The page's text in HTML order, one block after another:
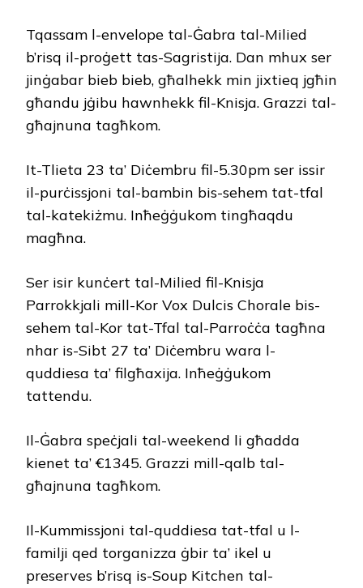
Tqassam l-envelope tal-Ġabra tal-Milied
b’risq il-proġett tas-Sagristija. Dan mhux ser
jinġabar bieb bieb, għalhekk min jixtieq jgħin
għandu jġibu hawnhekk fil-Knisja. Grazzi tal-
għajnuna tagħkom.
It-Tlieta 23 ta’ Diċembru fil-5.30pm ser issir
il-purċissjoni tal-bambin bis-sehem tat-tfal
tal-katekiżmu. Inħeġġukom tingħaqdu
magħna.
Ser isir kunċert tal-Milied fil-Knisja
Parrokkjali mill-Kor Vox Dulcis Chorale bis-
sehem tal-Kor tat-Tfal tal-Parroċċa tagħna
nhar is-Sibt 27 ta’ Diċembru wara l-
quddiesa ta’ filgħaxija. Inħeġġukom
tattendu.
Il-Ġabra speċjali tal-weekend li għadda
kienet ta’ €1345. Grazzi mill-qalb tal-
għajnuna tagħkom.
Il-Kummissjoni tal-quddiesa tat-tfal u l-
familji qed torganizza ġbir ta’ ikel u
preserves b’risq is-Soup Kitchen tal-